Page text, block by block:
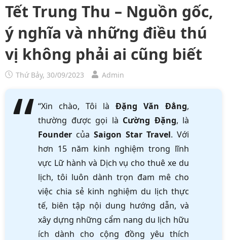
Tết Trung Thu – Nguồn gốc,
ý nghĩa và những điều thú
vị không phải ai cũng biết
Thứ Bảy, 30/09/2023 Admin
“Xin chào, Tôi là Đặng Văn Đẳng,
thường được gọi là Cường Đặng, là
Founder của Saigon Star Travel. Với
hơn 15 năm kinh nghiệm trong lĩnh
vực Lữ hành và Dịch vụ cho thuê xe du
lịch, tôi luôn dành trọn đam mê cho
việc chia sẻ kinh nghiệm du lịch thực
tế, biên tập nội dung hướng dẫn, và
xây dựng những cẩm nang du lịch hữu
ích dành cho cộng đồng yêu thích